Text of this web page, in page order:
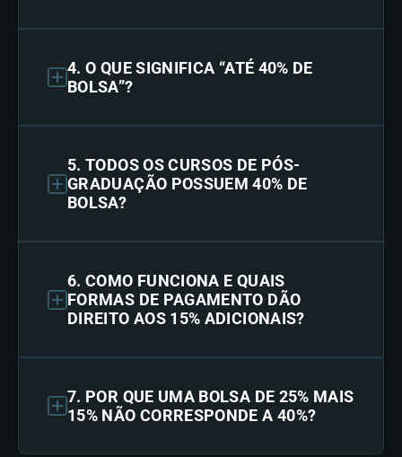
4. O QUE SIGNIFICA “ATÉ 40% DE
BOLSA”?
5. TODOS OS CURSOS DE PÓS-
GRADUAÇÃO POSSUEM 40% DE
BOLSA?
6. COMO FUNCIONA E QUAIS
FORMAS DE PAGAMENTO DÃO
DIREITO AOS 15% ADICIONAIS?
7. POR QUE UMA BOLSA DE 25% MAIS
15% NÃO CORRESPONDE A 40%?